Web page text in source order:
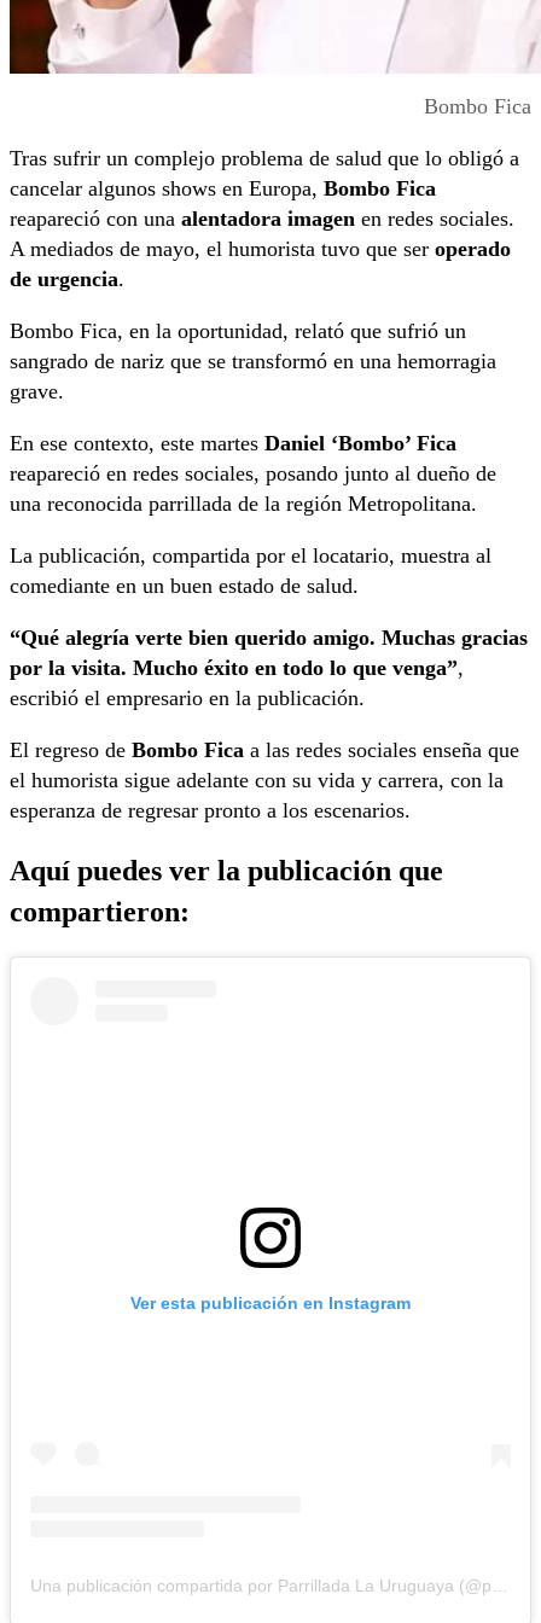
Bombo Fica
Tras sufrir un complejo problema de salud que lo obligó a
cancelar algunos shows en Europa, Bombo Fica
reapareció con una alentadora imagen en redes sociales.
A mediados de mayo, el humorista tuvo que ser operado
de urgencia.
Bombo Fica, en la oportunidad, relató que sufrió un
sangrado de nariz que se transformó en una hemorragia
grave.
En ese contexto, este martes Daniel ‘Bombo’ Fica
reapareció en redes sociales, posando junto al dueño de
una reconocida parrillada de la región Metropolitana.
La publicación, compartida por el locatario, muestra al
comediante en un buen estado de salud.
“Qué alegría verte bien querido amigo. Muchas gracias
por la visita. Mucho éxito en todo lo que venga”,
escribió el empresario en la publicación.
El regreso de Bombo Fica a las redes sociales enseña que
el humorista sigue adelante con su vida y carrera, con la
esperanza de regresar pronto a los escenarios.
Aquí puedes ver la publicación que
compartieron:
Ver esta publicación en Instagram